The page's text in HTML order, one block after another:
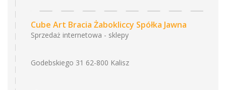
Cube Art Bracia Żabokliccy Spółka Jawna
Sprzedaż internetowa - sklepy
Godebskiego 31 62-800 Kalisz